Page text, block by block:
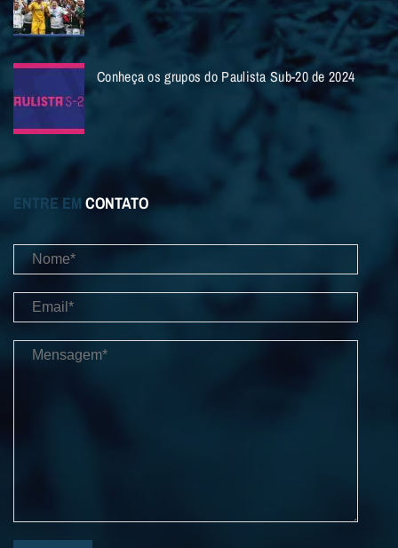
Conheça os grupos do Paulista Sub-20 de 2024
ENTRE EM CONTATO